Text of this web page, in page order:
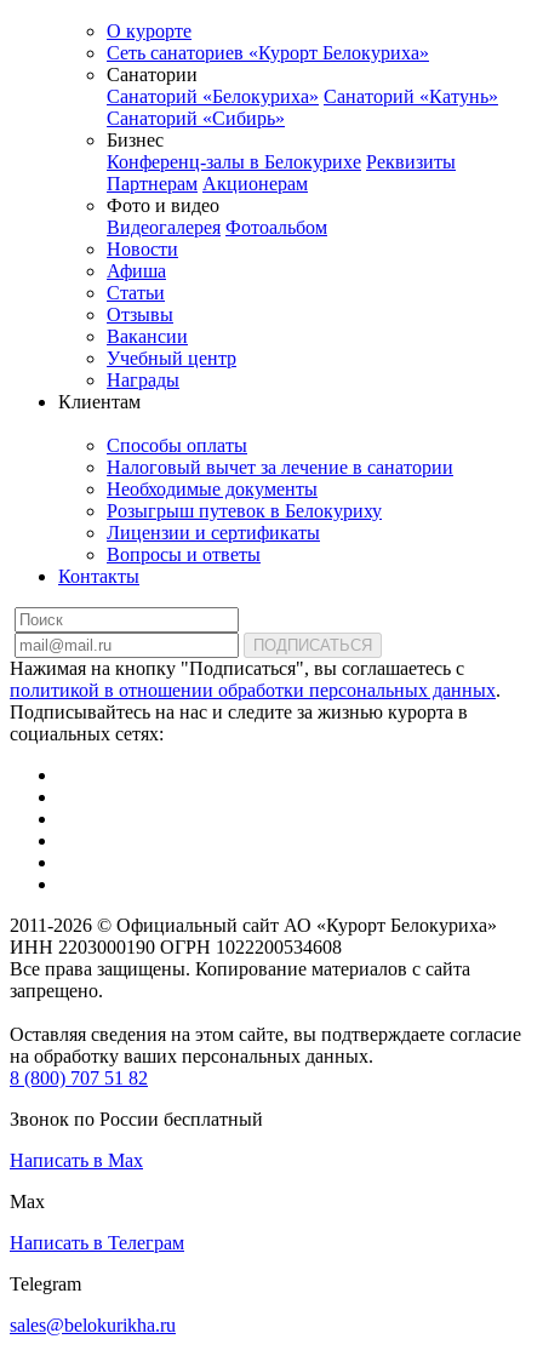
О курорте
Сеть санаториев «Курорт Белокуриха»
Санатории
Санаторий «Белокуриха» Санаторий «Катунь»
Санаторий «Сибирь»
Бизнес
Конференц-залы в Белокурихе Реквизиты
Партнерам Акционерам
Фото и видео
Видеогалерея Фотоальбом
Новости
Афиша
Статьи
Отзывы
Вакансии
Учебный центр
Награды
Клиентам
Способы оплаты
Налоговый вычет за лечение в санатории
Необходимые документы
Розыгрыш путевок в Белокуриху
Лицензии и сертификаты
Вопросы и ответы
Контакты
ПОДПИСАТЬСЯ
Нажимая на кнопку "Подписаться", вы соглашаетесь с
политикой в отношении обработки персональных данных.
Подписывайтесь на нас и следите за жизнью курорта в
социальных сетях:
2011-2026 © Официальный сайт АО «Курорт Белокуриха»
ИНН 2203000190 ОГРН 1022200534608
Все права защищены. Копирование материалов с сайта
запрещено.
Оставляя сведения на этом сайте, вы подтверждаете согласие
на обработку ваших персональных данных.
8 (800) 707 51 82
Звонок по России бесплатный
Написать в Max
Max
Написать в Телеграм
Telegram
sales@belokurikha.ru